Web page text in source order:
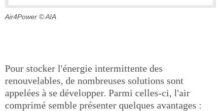
Air4Power © AIA
Pour stocker l'énergie intermittente des
renouvelables, de nombreuses solutions sont
appelées à se développer. Parmi celles-ci, l'air
comprimé semble présenter quelques avantages :